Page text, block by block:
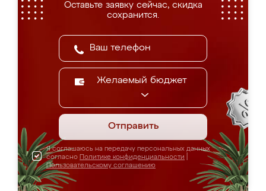
Оставьте заявку сейчас, скидка
сохранится.
Желаемый бюджет
Отправить
Я соглашаюсь на передачу персональных данных
согласно Политике конфиденциальности
Пользовательскому соглашению